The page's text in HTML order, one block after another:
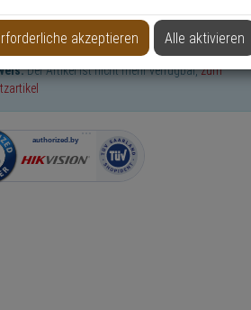
Der Artikel ist nicht mehr verfügbar,zum
akzeptieren Alle aktivieren